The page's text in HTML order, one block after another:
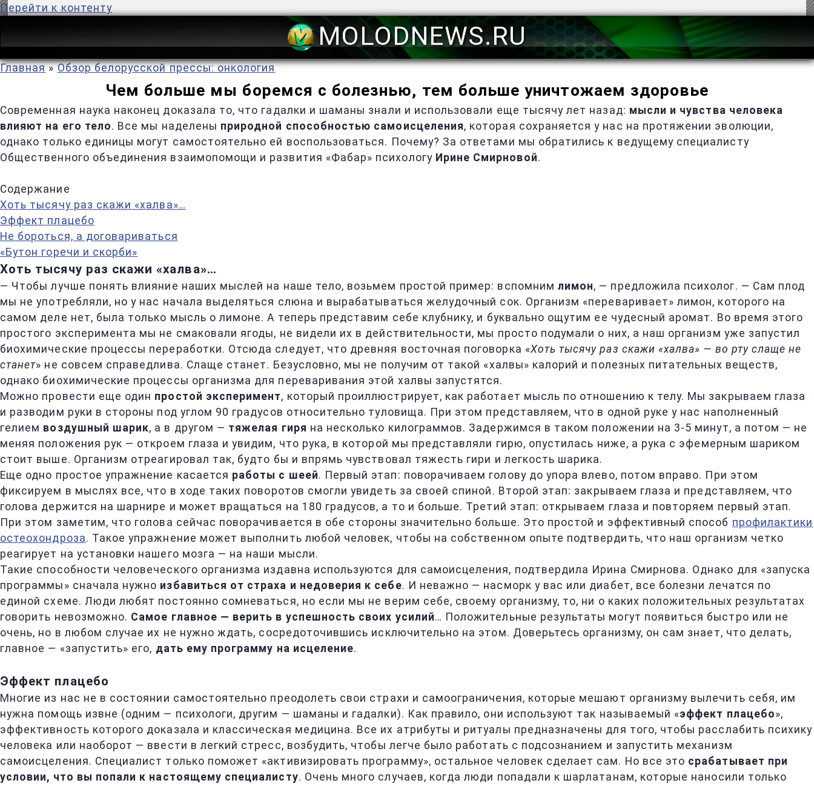
Перейти к контенту
MOLODNEWS.RU
Главная » Обзор белорусской прессы: онкология
Чем больше мы боремся с болезнью, тем больше уничтожаем здоровье
Современная наука наконец доказала то, что гадалки и шаманы знали и использовали еще тысячу лет назад: мысли и чувства человека
влияют на его тело. Все мы наделены природной способностью самоисцеления, которая сохраняется у нас на протяжении эволюции,
однако только единицы могут самостоятельно ей воспользоваться. Почему? За ответами мы обратились к ведущему специалисту
Общественного объединения взаимопомощи и развития «Фабар» психологу Ирине Смирновой.
Содержание
Хоть тысячу раз скажи «халва»…
Эффект плацебо
Не бороться, а договариваться
«Бутон горечи и скорби»
Хоть тысячу раз скажи «халва»…
— Чтобы лучше понять влияние наших мыслей на наше тело, возьмем простой пример: вспомним лимон, — предложила психолог. — Сам плод
мы не употребляли, но у нас начала выделяться слюна и вырабатываться желудочный сок. Организм «переваривает» лимон, которого на
самом деле нет, была только мысль о лимоне. А теперь представим себе клубнику, и буквально ощутим ее чудесный аромат. Во время этого
простого эксперимента мы не смаковали ягоды, не видели их в действительности, мы просто подумали о них, а наш организм уже запустил
биохимические процессы переработки. Отсюда следует, что древняя восточная поговорка «Хоть тысячу раз скажи «халва» — во рту слаще не
станет» не совсем справедлива. Слаще станет. Безусловно, мы не получим от такой «халвы» калорий и полезных питательных веществ,
однако биохимические процессы организма для переваривания этой халвы запустятся.
Можно провести еще один простой эксперимент, который проиллюстрирует, как работает мысль по отношению к телу. Мы закрываем глаза
и разводим руки в стороны под углом 90 градусов относительно туловища. При этом представляем, что в одной руке у нас наполненный
гелием воздушный шарик, а в другом — тяжелая гиря на несколько килограммов. Задержимся в таком положении на 3-5 минут, а потом — не
меняя положения рук — откроем глаза и увидим, что рука, в которой мы представляли гирю, опустилась ниже, а рука с эфемерным шариком
стоит выше. Организм отреагировал так, будто бы и впрямь чувствовал тяжесть гири и легкость шарика.
Еще одно простое упражнение касается работы с шеей. Первый этап: поворачиваем голову до упора влево, потом вправо. При этом
фиксируем в мыслях все, что в ходе таких поворотов смогли увидеть за своей спиной. Второй этап: закрываем глаза и представляем, что
голова держится на шарнире и может вращаться на 180 градусов, а то и больше. Третий этап: открываем глаза и повторяем первый этап.
При этом заметим, что голова сейчас поворачивается в обе стороны значительно больше. Это простой и эффективный способ профилактики
остеохондроза. Такое упражнение может выполнить любой человек, чтобы на собственном опыте подтвердить, что наш организм четко
реагирует на установки нашего мозга — на наши мысли.
Такие способности человеческого организма издавна используются для самоисцеления, подтвердила Ирина Смирнова. Однако для «запуска
программы» сначала нужно избавиться от страха и недоверия к себе. И неважно — насморк у вас или диабет, все болезни лечатся по
единой схеме. Люди любят постоянно сомневаться, но если мы не верим себе, своему организму, то, ни о каких положительных результатах
говорить невозможно. Самое главное — верить в успешность своих усилий… Положительные результаты могут появиться быстро или не
очень, но в любом случае их не нужно ждать, сосредоточившись исключительно на этом. Доверьтесь организму, он сам знает, что делать,
главное — «запустить» его, дать ему программу на исцеление.
Эффект плацебо
Многие из нас не в состоянии самостоятельно преодолеть свои страхи и самоограничения, которые мешают организму вылечить себя, им
нужна помощь извне (одним — психологи, другим — шаманы и гадалки). Как правило, они используют так называемый «эффект плацебо»,
эффективность которого доказала и классическая медицина. Все их атрибуты и ритуалы предназначены для того, чтобы расслабить психику
человека или наоборот — ввести в легкий стресс, возбудить, чтобы легче было работать с подсознанием и запустить механизм
самоисцеления. Специалист только поможет «активизировать программу», остальное человек сделает сам. Но все это срабатывает при
условии, что вы попали к настоящему специалисту. Очень много случаев, когда люди попадали к шарлатанам, которые наносили только